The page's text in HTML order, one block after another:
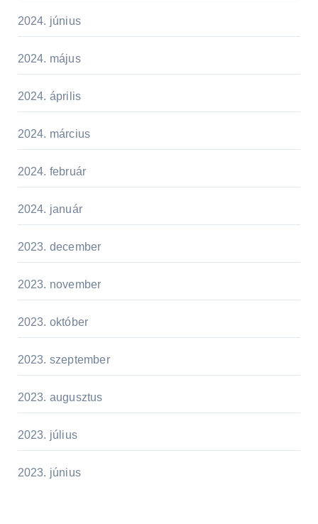
2024. június
2024. május
2024. április
2024. március
2024. február
2024. január
2023. december
2023. november
2023. október
2023. szeptember
2023. augusztus
2023. július
2023. június